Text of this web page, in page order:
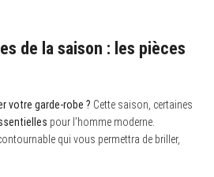
de la saison : les pièces
votre garde-robe ? Cette saison, certaines
pour l’homme moderne.
qui vous permettra de briller,